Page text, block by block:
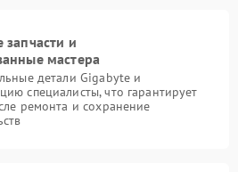
и
мастера
детали Gigabyte и
специалисты, что гарантирует
ремонта и сохранение